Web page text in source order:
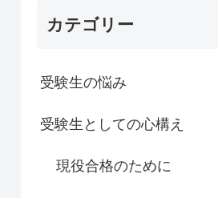
カテゴリー
受験生の悩み
受験生としての心構え
現役合格のために